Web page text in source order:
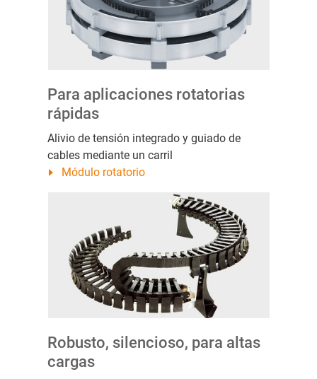
Para aplicaciones rotatorias
rápidas
Alivio de tensión integrado y guiado de
cables mediante un carril
Módulo rotatorio
Robusto, silencioso, para altas
cargas